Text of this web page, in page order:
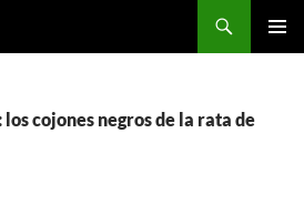
cojones negros de la rata de